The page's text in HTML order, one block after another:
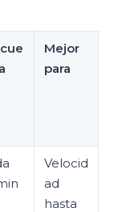
Mejor
para
Velocid
ad
hasta